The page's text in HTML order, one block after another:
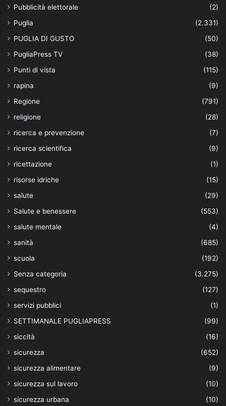
Pubblicità elettorale
(2)
Puglia
(2.331)
PUGLIA DI GUSTO
(50)
PugliaPress TV
(38)
Punti di vista
(115)
rapina
(9)
Regione
(791)
religione
(28)
ricerca e prevenzione
(7)
ricerca scientifica
(9)
ricettazione
(1)
risorse idriche
(15)
salute
(29)
Salute e benessere
(553)
salute mentale
(4)
sanità
(685)
scuola
(192)
Senza categoria
(3.275)
sequestro
(127)
servizi pubblici
(1)
SETTIMANALE PUGLIAPRESS
(99)
siccità
(16)
sicurezza
(652)
sicurezza alimentare
(9)
sicurezza sul lavoro
(10)
sicurezza urbana
(10)